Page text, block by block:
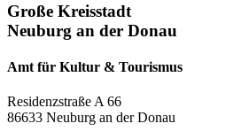
Große Kreisstadt
Neuburg an der Donau
Amt für Kultur & Tourismus
Residenzstraße A 66
86633 Neuburg an der Donau